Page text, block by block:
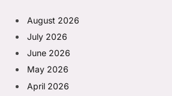
August 2026
July 2026
June 2026
May 2026
April 2026